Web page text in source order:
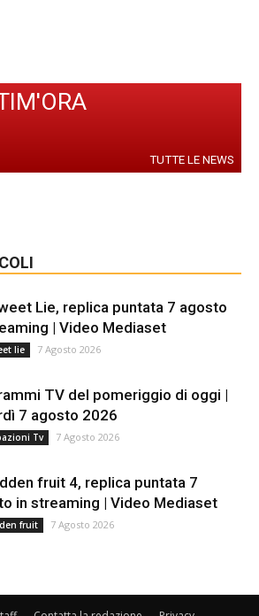
TUTTE LE NEWS
Lie, replica puntata 7 agosto
| Video Mediaset
lie 7 Agosto 2026
TV del pomeriggio di oggi |
7 agosto 2026
Tv 7 Agosto 2026
fruit 4, replica puntata 7
in streaming | Video Mediaset
fruit 7 Agosto 2026